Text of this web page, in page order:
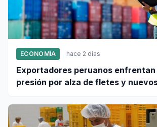
ECONOMÍA hace 2 días
Exportadores peruanos enfrentan
presión por alza de fletes y